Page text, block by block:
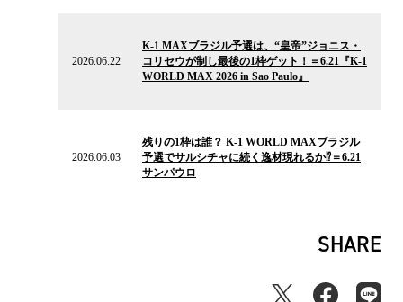
2026.06.22
K-1 MAXブラジル予選は、“皇帝”ジョニス・
コリセウが制し最後の1枠ゲット！＝6.21『K-1
WORLD MAX 2026 in Sao Paulo』
2026.06.03
残りの1枠は誰？ K-1 WORLD MAXブラジル
予選でサルシチャに続く逸材現れるか⁉＝6.21
サンパウロ
SHARE